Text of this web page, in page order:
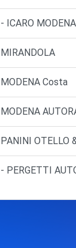
ICARO
Costa
OTELLO
PERGETTI